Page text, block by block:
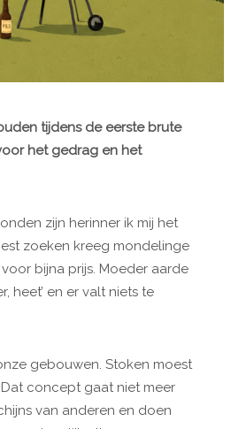
tijdens de eerste brute
het gedrag en het
zijn herinner ik mij het
zoeken kreeg mondelinge
voor bijna prijs. Moeder aarde
heet’ en er valt niets te
gebouwen. Stoken moest
concept gaat niet meer
van anderen en doen